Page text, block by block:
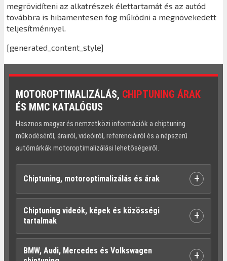
megrövidíteni az alkatrészek élettartamát és az autód
továbbra is hibamentesen fog működni a megnövekedett
teljesítménnyel.
[generated_content_style]
MOTOROPTIMALIZÁLÁS, CHIPTUNING ÁRAK
ÉS MMC KATALÓGUS
Hasznos magyar és nemzetközi információk a chiptuning
működéséről, árairól, videóiról, referenciáiról és a népszerű
autómárkák motoroptimalizálási lehetőségeiről.
Chiptuning, motoroptimalizálás és árak +
Chiptuning videók, képek és közösségi
tartalmak
+
BMW, Audi, Mercedes és Volkswagen
+